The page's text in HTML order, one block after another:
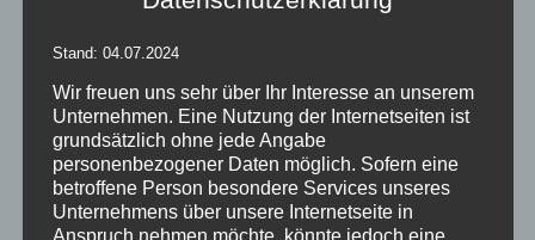
Stand: 04.07.2024
Wir freuen uns sehr über Ihr Interesse an unserem
Unternehmen. Eine Nutzung der Internetseiten ist
grundsätzlich ohne jede Angabe
personenbezogener Daten möglich. Sofern eine
betroffene Person besondere Services unseres
Unternehmens über unsere Internetseite in
Anspruch nehmen möchte, könnte jedoch eine